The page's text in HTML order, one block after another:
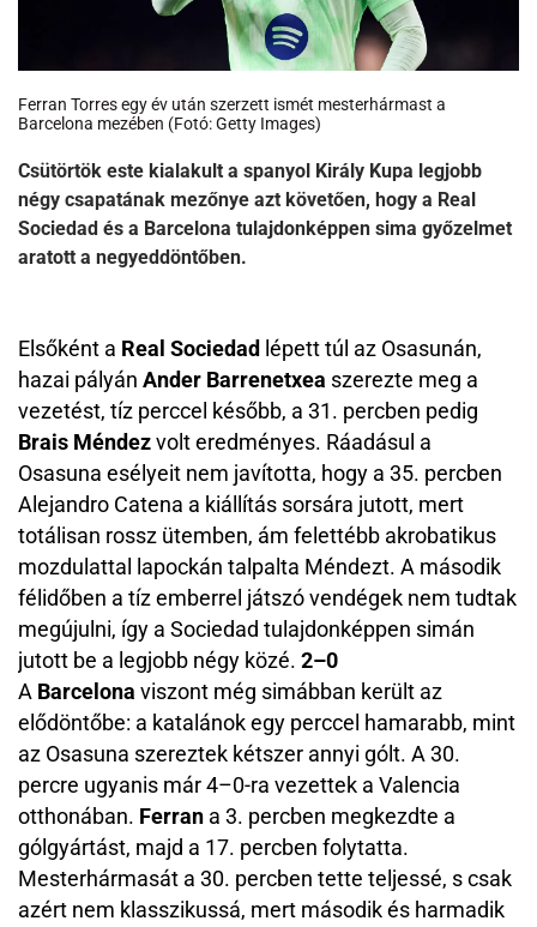
Ferran Torres egy év után szerzett ismét mesterhármast a
Barcelona mezében (Fotó: Getty Images)
Csütörtök este kialakult a spanyol Király Kupa legjobb
négy csapatának mezőnye azt követően, hogy a Real
Sociedad és a Barcelona tulajdonképpen sima győzelmet
aratott a negyeddöntőben.
Elsőként a Real Sociedad lépett túl az Osasunán,
hazai pályán Ander Barrenetxea szerezte meg a
vezetést, tíz perccel később, a 31. percben pedig
Brais Méndezvolt eredményes. Ráadásul a
Osasuna esélyeit nem javította, hogy a 35. percben
Alejandro Catena a kiállítás sorsára jutott, mert
totálisan rossz ütemben, ám felettébb akrobatikus
mozdulattal lapockán talpalta Méndezt. A második
félidőben a tíz emberrel játszó vendégek nem tudtak
megújulni, így a Sociedad tulajdonképpen simán
jutott be a legjobb négy közé. 2–0
A Barcelona viszont még simábban került az
elődöntőbe: a katalánok egy perccel hamarabb, mint
az Osasuna szereztek kétszer annyi gólt. A 30.
percre ugyanis már 4–0-ra vezettek a Valencia
otthonában. Ferran a 3. percben megkezdte a
gólgyártást, majd a 17. percben folytatta.
Mesterhármasát a 30. percben tette teljessé, s csak
azért nem klasszikussá, mert második és harmadik